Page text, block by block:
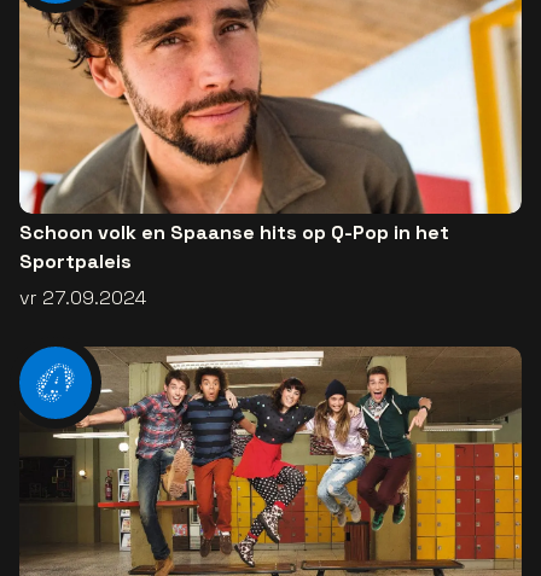
Schoon volk en Spaanse hits op Q-Pop in het
Sportpaleis
vr 27.09.2024